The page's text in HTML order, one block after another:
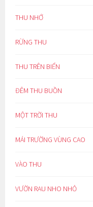
THU NHỚ
RỪNG THU
THU TRÊN BIỂN
ĐÊM THU BUỒN
MỘT TRỜI THU
MÁI TRƯỜNG VÙNG CAO
VÀO THU
VƯỜN RAU NHO NHỎ